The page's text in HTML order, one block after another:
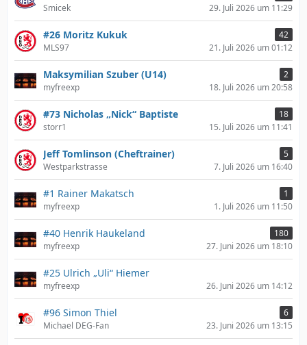
Smicek
29. Juli 2026 um 11:29
#26 Moritz Kukuk
42
MLS97
21. Juli 2026 um 01:12
Maksymilian Szuber (U14)
2
myfreexp
18. Juli 2026 um 20:58
#73 Nicholas „Nick“ Baptiste
18
storr1
15. Juli 2026 um 11:41
Jeff Tomlinson (Cheftrainer)
5
Westparkstrasse
7. Juli 2026 um 16:40
#1 Rainer Makatsch
1
myfreexp
1. Juli 2026 um 11:50
#40 Henrik Haukeland
180
myfreexp
27. Juni 2026 um 18:10
#25 Ulrich „Uli“ Hiemer
myfreexp 26. Juni 2026 um 14:12
#96 Simon Thiel
6
Michael DEG-Fan
23. Juni 2026 um 13:15